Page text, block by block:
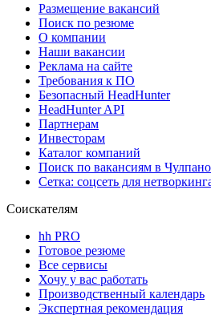
Размещение вакансий
Поиск по резюме
О компании
Наши вакансии
Реклама на сайте
Требования к ПО
Безопасный HeadHunter
HeadHunter API
Партнерам
Инвесторам
Каталог компаний
Поиск по вакансиям в
Сетка: соцсеть для
Соискателям
hh PRO
Готовое резюме
Все сервисы
Хочу у вас работать
Производственный календарь
Экспертная рекомендация